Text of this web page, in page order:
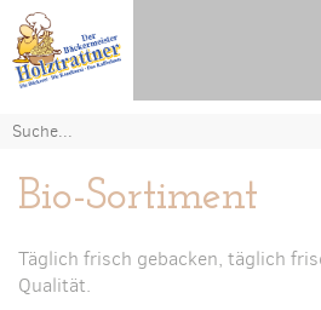
Bio-Sortiment
Täglich frisch gebacken, täglich
Qualität.